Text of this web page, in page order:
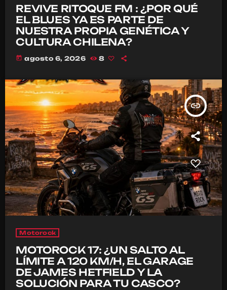
REVIVE RITOQUE FM : ¿POR QUÉ
EL BLUES YA ES PARTE DE
NUESTRA PROPIA GENÉTICA Y
CULTURA CHILENA?
today agosto 6, 2026 8
insert_link
Motorock
MOTOROCK 17: ¿UN SALTO AL
LÍMITE A 120 KM/H, EL GARAGE
DE JAMES HETFIELD Y LA
SOLUCIÓN PARA TU CASCO?